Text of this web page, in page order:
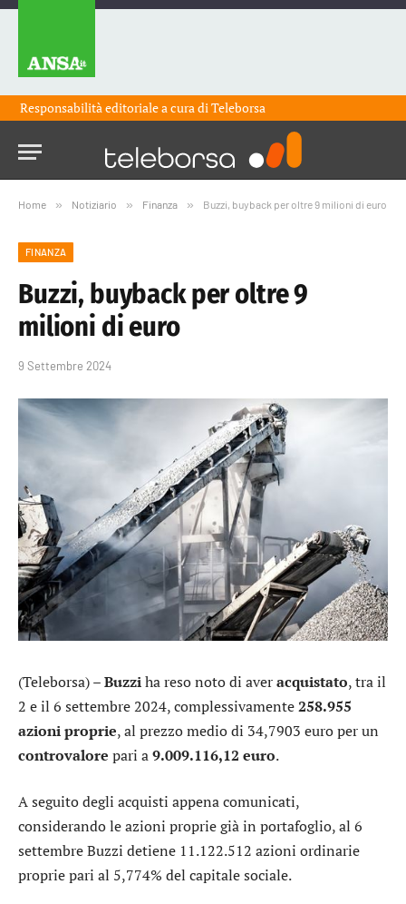
Responsabilità editoriale a cura diTeleborsa
Home » Notiziario » Finanza » Buzzi, buyback per oltre 9 milioni di euro
FINANZA
Buzzi, buyback per oltre 9
milioni di euro
9 Settembre 2024
(Teleborsa) –Buzziha reso noto di averacquistato, tra il
2 e il 6 settembre 2024, complessivamente258.955
azioni proprie, al prezzo medio di 34,7903 euro per un
controvalore pari a9.009.116,12 euro.
A seguito degli acquisti appena comunicati,
considerando le azioni proprie già in portafoglio, al 6
settembre Buzzi detiene 11.122.512 azioni ordinarie
proprie pari al 5,774% del capitale sociale.